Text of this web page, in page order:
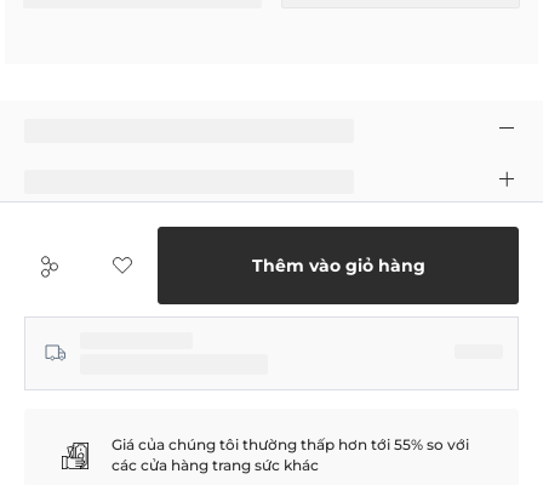
Thêm vào giỏ hàng
Giá của chúng tôi thường thấp hơn tới 55% so với
các cửa hàng trang sức khác